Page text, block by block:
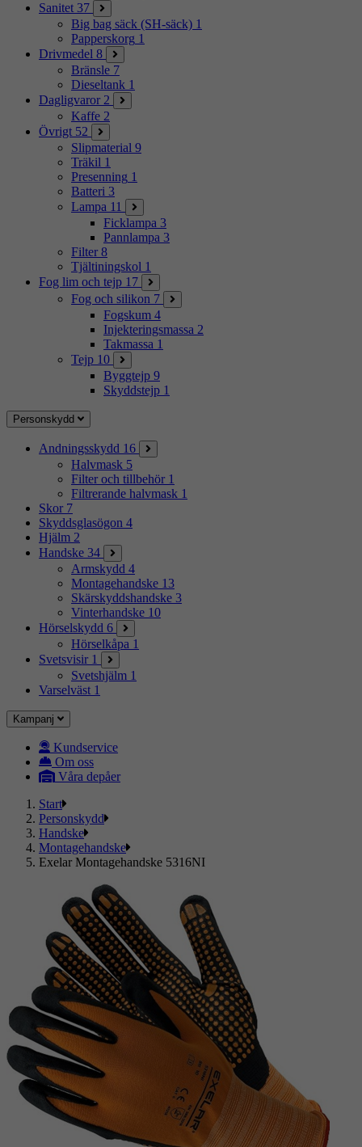
Sanitet 37
Big bag säck (SH-säck) 1
Papperskorg 1
Drivmedel 8
Bränsle 7
Dieseltank 1
Dagligvaror 2
Kaffe 2
Övrigt 52
Slipmaterial 9
Träkil 1
Presenning 1
Batteri 3
Lampa 11
Ficklampa 3
Pannlampa 3
Filter 8
Tjältiningskol 1
Fog lim och tejp 17
Fog och silikon 7
Fogskum 4
Injekteringsmassa 2
Takmassa 1
Tejp 10
Byggtejp 9
Skyddstejp 1
Personskydd
Andningsskydd 16
Halvmask 5
Filter och tillbehör 1
Filtrerande halvmask 1
Skor 7
Skyddsglasögon 4
Hjälm 2
Handske 34
Armskydd 4
Montagehandske 13
Skärskyddshandske 3
Vinterhandske 10
Hörselskydd 6
Hörselkåpa 1
Svetsvisir 1
Svetshjälm 1
Varselväst 1
Kampanj
Kundservice
Om oss
Våra depåer
Start
Personskydd
Handske
Montagehandske
Exelar Montagehandske 5316NI